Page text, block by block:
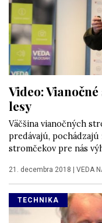
Video:
lesy
Väčšina vianočných
predávajú, pochádzajú
stromčekov pre nás
21. decembra 2018 VEDA
TECHNIKA